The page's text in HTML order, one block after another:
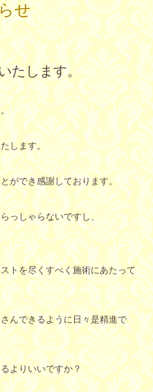
せ
たします。
します。
ができ感謝しております。
っしゃらないですし、
トを尽くすべく施術にあたって
んできるように日々是精進で
よりいいですか？